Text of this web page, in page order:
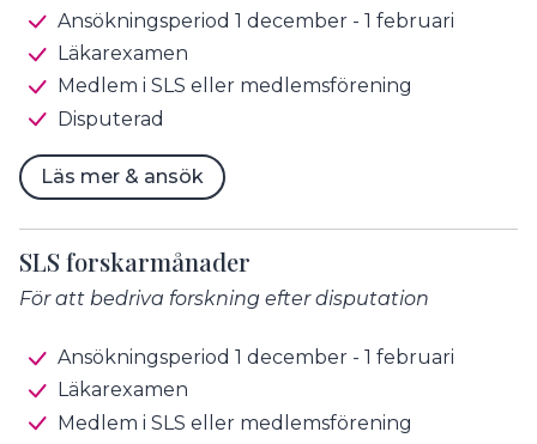
Ansökningsperiod 1 december - 1 februari
Läkarexamen
Medlem i SLS eller medlemsförening
Disputerad
Läs mer & ansök
SLS forskarmånader
För att bedriva forskning efter disputation
Ansökningsperiod 1 december - 1 februari
Läkarexamen
Medlem i SLS eller medlemsförening